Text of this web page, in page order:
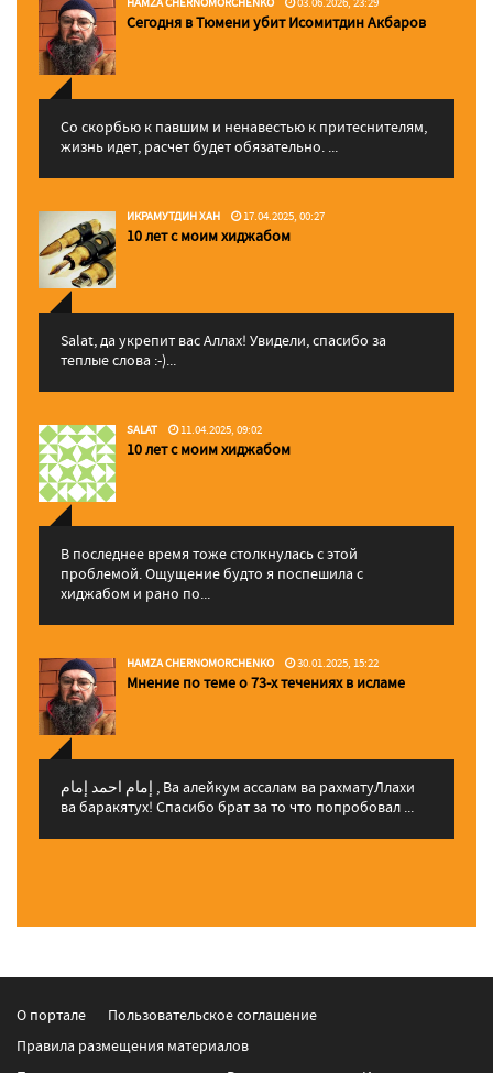
Сегодня в Тюмени убит Исомитдин Акбаров
Со скорбью к павшим и ненавестью к притеснителям,
жизнь идет, расчет будет обязательно. ...
ИКРАМУТДИН ХАН 17.04.2025, 00:27
10 лет с моим хиджабом
Salat, да укрепит вас Аллаx! Увидели, спасибо за
теплые слова :-)...
SALAT 11.04.2025, 09:02
10 лет с моим хиджабом
В последнее время тоже столкнулась с этой
проблемой. Ощущение будто я поспешила с
хиджабом и рано по...
HAMZA CHERNOMORCHENKO 30.01.2025, 15:22
Мнение по теме о 73-х течениях в исламе
إمام احمد إمام , Ва алейкум ассалам ва рахматуЛлахи
ва баракятух! Спасибо брат за то что попробовал ...
О портале
Пользовательское соглашение
Правила размещения материалов